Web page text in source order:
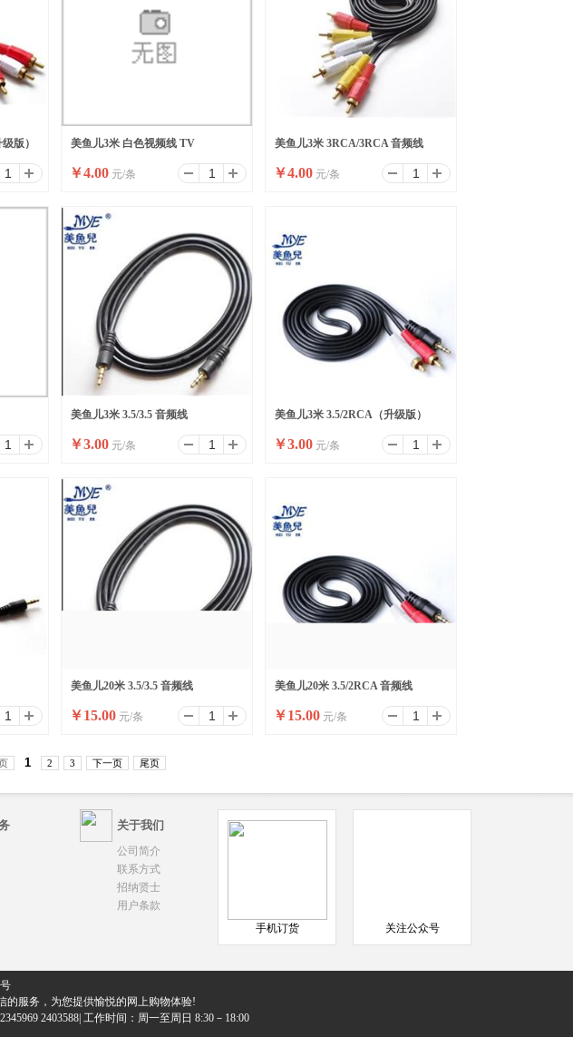
版） 美鱼儿3米 白色视频线 TV
￥4.00 元/条
美鱼儿3米 3RCA/3RCA 音频线
￥4.00 元/条
美鱼儿3米 3.5/3.5 音频线
￥3.00 元/条
美鱼儿3米 3.5/2RCA（升级版）
￥3.00 元/条
美鱼儿20米 3.5/3.5 音频线
￥15.00 元/条
美鱼儿20米 3.5/2RCA 音频线
￥15.00 元/条
1 2 3 下一页 尾页
关于我们
公司简介
联系方式
招纳贤士
用户条款
手机订货
关注公众号
的服务，为您提供愉悦的网上购物体验!
2403588| 工作时间：周一至周日 8:30－18:00